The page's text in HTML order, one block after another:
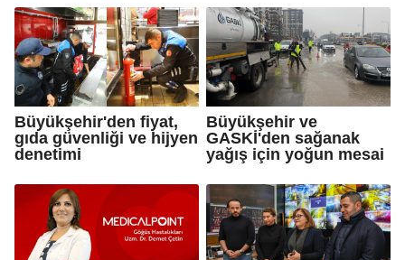
Büyükşehir'den fiyat,
gıda güvenliği ve hijyen
denetimi
Büyükşehir ve
GASKİ'den sağanak
yağış için yoğun mesai